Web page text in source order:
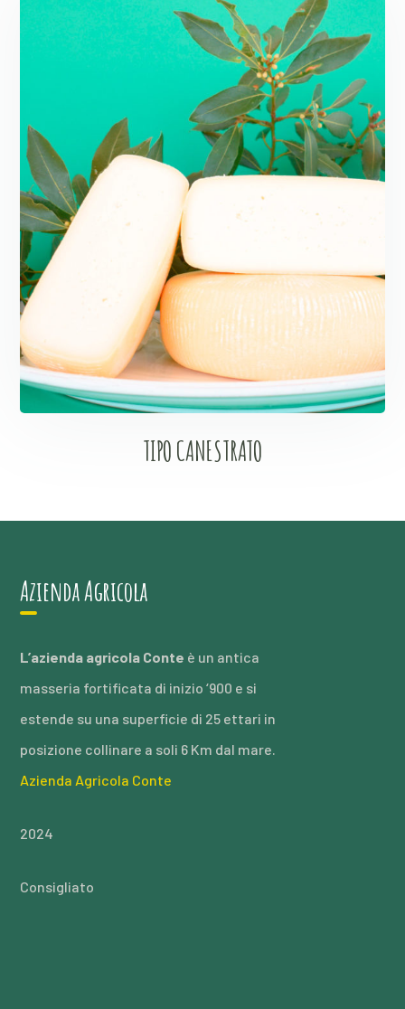
TIPO CANESTRATO
Azienda Agricola
L’azienda agricola Conte è un antica
masseria fortificata di inizio ‘900 e si
estende su una superficie di 25 ettari in
posizione collinare a soli 6 Km dal mare.
Azienda Agricola Conte
2024
Consigliato